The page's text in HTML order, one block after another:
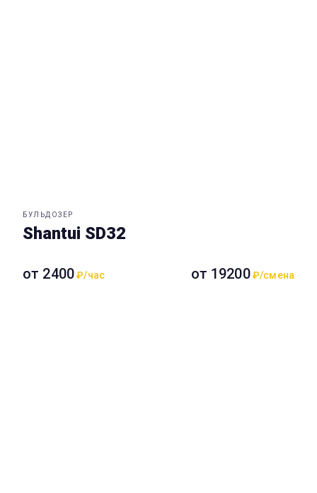
БУЛЬДОЗЕР
Shantui SD32
от 2400₽/час от 19200₽/смена